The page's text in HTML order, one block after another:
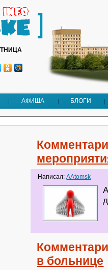
АФИША БЛОГИ
Написал:AAtomsk
в больнице